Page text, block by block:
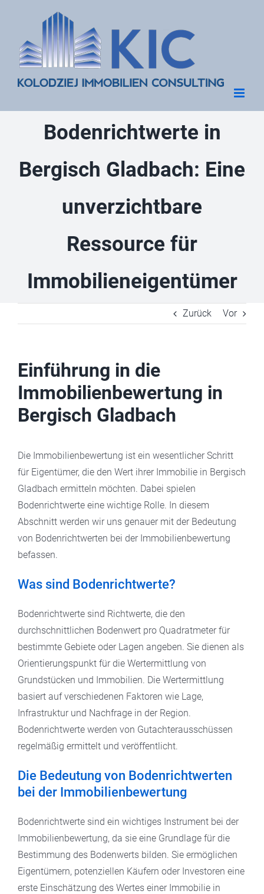
springen
Bodenrichtwerte in
Bergisch Gladbach: Eine
unverzichtbare
Ressource für
Immobilieneigentümer
Zurück Vor
Einführung in die
Immobilienbewertung in
Bergisch Gladbach
Die Immobilienbewertung ist ein wesentlicher Schritt
für Eigentümer, die den Wert ihrer Immobilie in Bergisch
Gladbach ermitteln möchten. Dabei spielen
Bodenrichtwerte eine wichtige Rolle. In diesem
Abschnitt werden wir uns genauer mit der Bedeutung
von Bodenrichtwerten bei der Immobilienbewertung
befassen.
Was sind Bodenrichtwerte?
Bodenrichtwerte sind Richtwerte, die den
durchschnittlichen Bodenwert pro Quadratmeter für
bestimmte Gebiete oder Lagen angeben. Sie dienen als
Orientierungspunkt für die Wertermittlung von
Grundstücken und Immobilien. Die Wertermittlung
basiert auf verschiedenen Faktoren wie Lage,
Infrastruktur und Nachfrage in der Region.
Bodenrichtwerte werden von Gutachterausschüssen
regelmäßig ermittelt und veröffentlicht.
Die Bedeutung von Bodenrichtwerten
bei der Immobilienbewertung
Bodenrichtwerte sind ein wichtiges Instrument bei der
Immobilienbewertung, da sie eine Grundlage für die
Bestimmung des Bodenwerts bilden. Sie ermöglichen
Eigentümern, potenziellen Käufern oder Investoren eine
erste Einschätzung des Wertes einer Immobilie in